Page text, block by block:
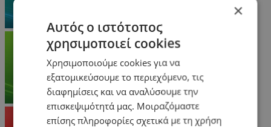
×
Αυτός ο ιστότοπος
χρησιμοποιεί cookies
Χρησιμοποιούμε cookies για να
εξατομικεύσουμε το περιεχόμενο, τις
διαφημίσεις και να αναλύσουμε την
επισκεψιμότητά μας. Μοιραζόμαστε
επίσης πληροφορίες σχετικά με τη χρήση